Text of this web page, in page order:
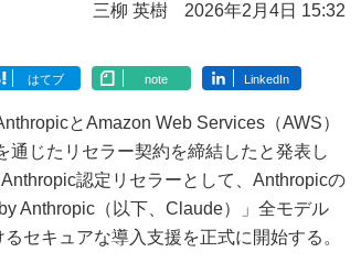
三柳 英樹 2026年2月4日 15:32
はてブ note LinkedIn
とAmazon Web Services（AWS）
じたリセラー契約を締結したと発表し
認定リセラーとして、Anthropicの
Anthropic（以下、Claude）」全モデル
セキュアな導入支援を正式に開始する。